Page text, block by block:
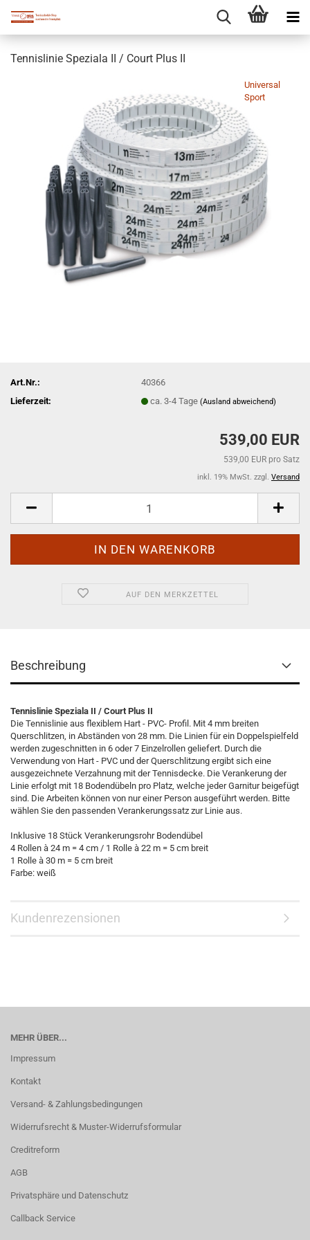
Tennislinie Speziala II / Court Plus II
Universal
Sport
Art.Nr.:
40366
Lieferzeit:
ca. 3-4 Tage(Ausland abweichend)
539,00 EUR
539,00 EUR pro Satz
inkl. 19% MwSt. zzgl. Versand
AUF DEN MERKZETTEL
Beschreibung
Tennislinie Speziala II / Court Plus II
Die Tennislinie aus flexiblem Hart - PVC- Profil. Mit 4 mm breiten
Querschlitzen, in Abständen von 28 mm. Die Linien für ein Doppelspielfeld
werden zugeschnitten in 6 oder 7 Einzelrollen geliefert. Durch die
Verwendung von Hart - PVC und der Querschlitzung ergibt sich eine
ausgezeichnete Verzahnung mit der Tennisdecke. Die Verankerung der
Linie erfolgt mit 18 Bodendübeln pro Platz, welche jeder Garnitur beigefügt
sind. Die Arbeiten können von nur einer Person ausgeführt werden. Bitte
wählen Sie den passenden Verankerungssatz zur Linie aus.
Inklusive 18 Stück Verankerungsrohr Bodendübel
4 Rollen à 24 m = 4 cm / 1 Rolle à 22 m = 5 cm breit
1 Rolle à 30 m = 5 cm breit
Farbe: weiß
Kundenrezensionen
MEHR ÜBER...
Impressum
Kontakt
Versand- & Zahlungsbedingungen
Widerrufsrecht & Muster-Widerrufsformular
Creditreform
AGB
Privatsphäre und Datenschutz
Callback Service